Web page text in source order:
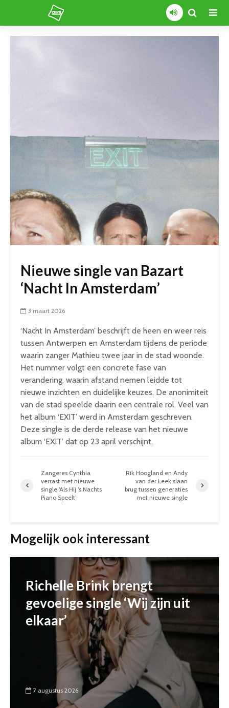
Nieuwe single van Bazart
‘Nacht In Amsterdam’
3 maart 2026
‘Nacht In Amsterdam’ beschrijft de heen en weer reis
tussen Antwerpen en Amsterdam tijdens de periode
waarin zanger Mathieu twee jaar in de stad woonde.
Het nummer volgt een concrete fase van
verandering, waarin afstand nemen leidde tot
nieuwe inzichten en duidelijke keuzes. De anonimiteit
van de stad speelde daarin een centrale rol. Veel van
het album ‘EXIT’ werd in Amsterdam geschreven.
Deze single is de derde release van het nieuwe
album ‘EXIT’ dat op 23 april verschijnt.
Zangeres Cynthia
verrast met nieuwe
single ‘Als Hij ’s Nachts
Piano Speelt’
Rik Hoogland en Andy
van der Leek slaan
brug tussen generaties
met nieuwe single
Mogelijk ook interessant
Richelle Brink brengt
gevoelige single ‘Wij zijn uit
elkaar’
7 augustus 2026